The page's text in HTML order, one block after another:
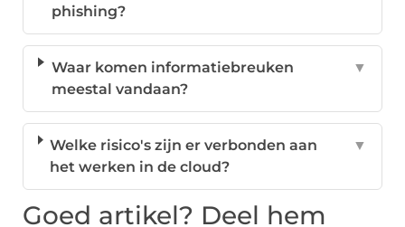
phishing?
Waar komen informatiebreuken
meestal vandaan?
▼
Welke risico's zijn er verbonden aan
het werken in de cloud?
▼
Goed artikel? Deel hem